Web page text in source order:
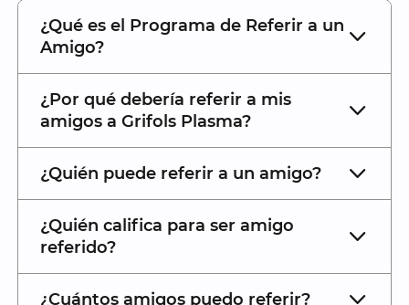
¿Qué es el Programa de Referir a un
Amigo?
¿Por qué debería referir a mis
amigos a Grifols Plasma?
¿Quién puede referir a un amigo?
¿Quién califica para ser amigo
referido?
¿Cuántos amigos puedo referir?